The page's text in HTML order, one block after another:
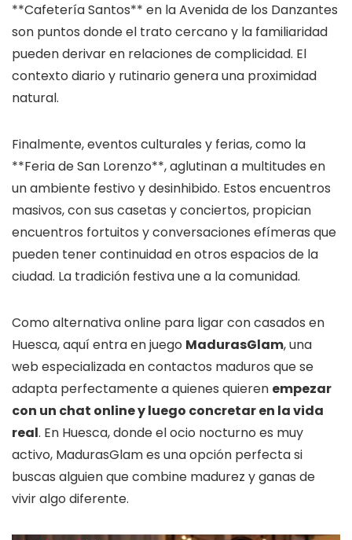
**Cafetería Santos** en la Avenida de los Danzantes
son puntos donde el trato cercano y la familiaridad
pueden derivar en relaciones de complicidad. El
contexto diario y rutinario genera una proximidad
natural.
Finalmente, eventos culturales y ferias, como la
**Feria de San Lorenzo**, aglutinan a multitudes en
un ambiente festivo y desinhibido. Estos encuentros
masivos, con sus casetas y conciertos, propician
encuentros fortuitos y conversaciones efímeras que
pueden tener continuidad en otros espacios de la
ciudad. La tradición festiva une a la comunidad.
Como alternativa online para ligar con casados en
Huesca, aquí entra en juego MadurasGlam, una
web especializada en contactos maduros que se
adapta perfectamente a quienes quieren empezar
con un chat online y luego concretar en la vida
real. En Huesca, donde el ocio nocturno es muy
activo, MadurasGlam es una opción perfecta si
buscas alguien que combine madurez y ganas de
vivir algo diferente.